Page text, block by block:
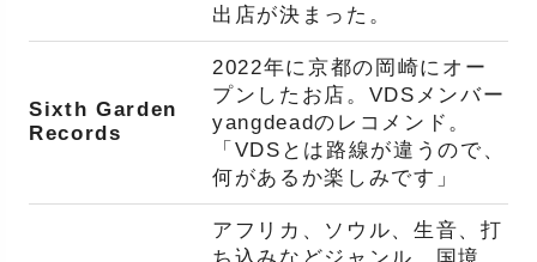
出店が決まった。
Sixth Garden
Records
2022年に京都の岡崎にオー
プンしたお店。VDSメンバー
yangdeadのレコメンド。
「VDSとは路線が違うので、
何があるか楽しみです」
アフリカ、ソウル、生音、打